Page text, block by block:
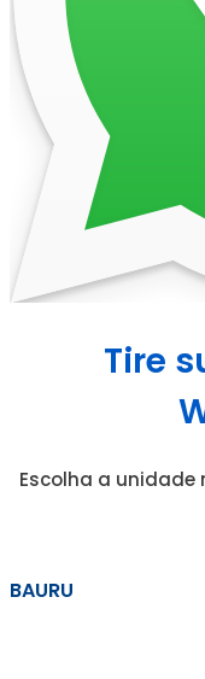
Tire
Escolha a
BAURU